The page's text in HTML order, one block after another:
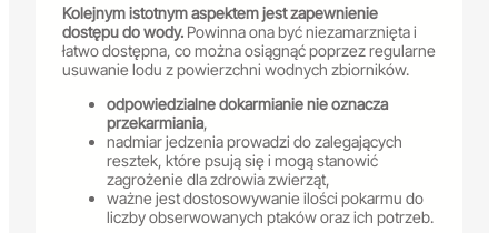
Kolejnym istotnym aspektem jest zapewnienie
dostępu do wody. Powinna ona być niezamarznięta i
łatwo dostępna, co można osiągnąć poprzez regularne
usuwanie lodu z powierzchni wodnych zbiorników.
odpowiedzialne dokarmianie nie oznacza
przekarmiania,
nadmiar jedzenia prowadzi do zalegających
resztek, które psują się i mogą stanowić
zagrożenie dla zdrowia zwierząt,
ważne jest dostosowywanie ilości pokarmu do
liczby obserwowanych ptaków oraz ich potrzeb.